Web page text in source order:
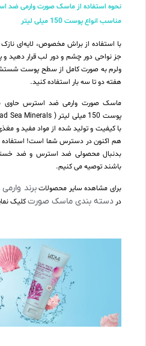
نحوه استفاده از ماسک صورت وارمی ضد
مناسب انواع پوست 150 میلی لیتر
با استفاده از براش مخصوص، لایه‌ا‌ی
ولرم به صورت کامل از سطح پوست
هفته دو تا سه بار استفاده کنید.
ماسک صورت وارمی ضد استرس حاوی
با کیفیت و تولید شده از مواد مفید و
هم اکنون در دسترس شما است! استفاده
بدنبال محصولی ضد استرس و ضد
باشند توصیه می کنیم.
برای مشاهده سایر محصولاتبرند وارمی
در دسته بندی ماسک صورتکلیک